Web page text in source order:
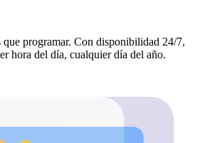
que programar. Con disponibilidad 24/7,
hora del día, cualquier día del año.